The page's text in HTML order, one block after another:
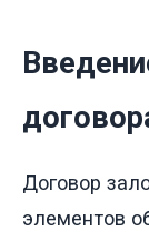
Договор
элементов